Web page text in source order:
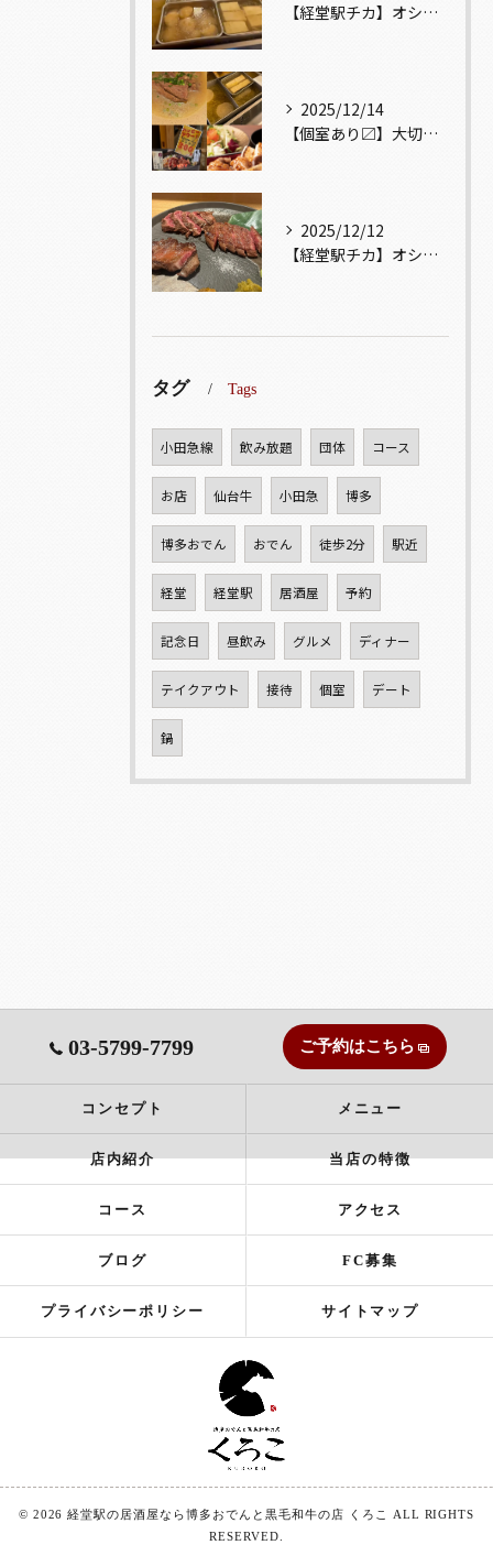
【経堂駅チカ】オシャレ居酒屋🏮出汁が美味しいおでんがオススメ...
2025/12/14
【個室あり〼】大切な記念日、お祝い事でのご来店ぜひお待ちして...
2025/12/12
【経堂駅チカ】オシャレ居酒屋🏮自慢のお肉が楽しめる🐃お得なコ...
タグ Tags
小田急線 飲み放題 団体 コース
お店 仙台牛 小田急 博多
博多おでん おでん 徒歩2分 駅近
経堂 経堂駅 居酒屋 予約
記念日 昼飲み グルメ ディナー
テイクアウト 接待 個室 デート
鍋
03-5799-7799 ご予約はこちら
コンセプト メニュー
店内紹介 当店の特徴
コース アクセス
ブログ FC募集
プライバシーポリシー サイトマップ
© 2026 経堂駅の居酒屋なら博多おでんと黒毛和牛の店 くろこ ALL RIGHTS
RESERVED.